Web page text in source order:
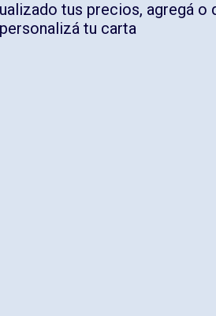
tus precios, agregá o
tu carta